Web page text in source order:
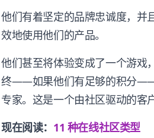
他们有着坚定的品牌忠诚度，并
效地使用他们的产品。
他们甚至将体验变成了一个游戏
终——如果他们有足够的积分——
专家。这是一个由社区驱动的客
现在阅读： 11 种在线社区类型